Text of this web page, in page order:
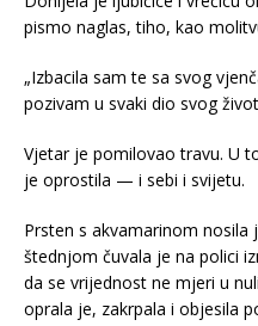
pismo naglas, tiho, kao
„Izbacila sam te sa svog
pozivam u svaki dio svog
Vjetar je pomilovao travu. U
je oprostila — i sebi i svijetu.
Prsten s akvamarinom nosila
štednjom čuvala je na polici
da se vrijednost ne mjeri u
oprala je, zakrpala i objesila